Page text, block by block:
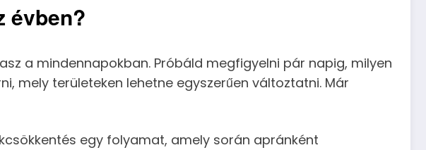
évben?
a mindennapokban. Próbáld megfigyelni pár napig, milyen
mely területeken lehetne egyszerűen változtatni. Már
egy folyamat, amely során apránként